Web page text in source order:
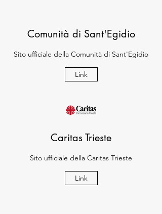
Comunità di Sant'Egidio
Sito ufficiale della Comunità di Sant'Egidio
Link
Caritas Trieste
Sito ufficiale della Caritas Trieste
Link